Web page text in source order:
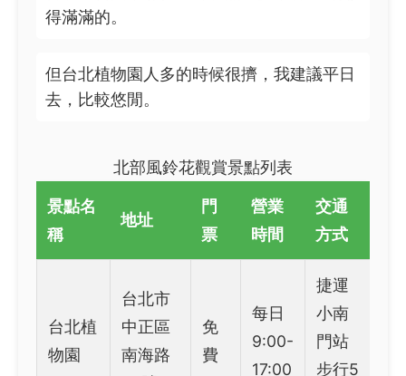
得滿滿的。
但台北植物園人多的時候很擠，我建議平日
去，比較悠閒。
北部風鈴花觀賞景點列表
景點名
稱
地址
門
票
營業
時間
交通
方式
台北植
物園
台北市
中正區
南海路
免
費
每日
9:00-
17:00
捷運
小南
門站
步行5